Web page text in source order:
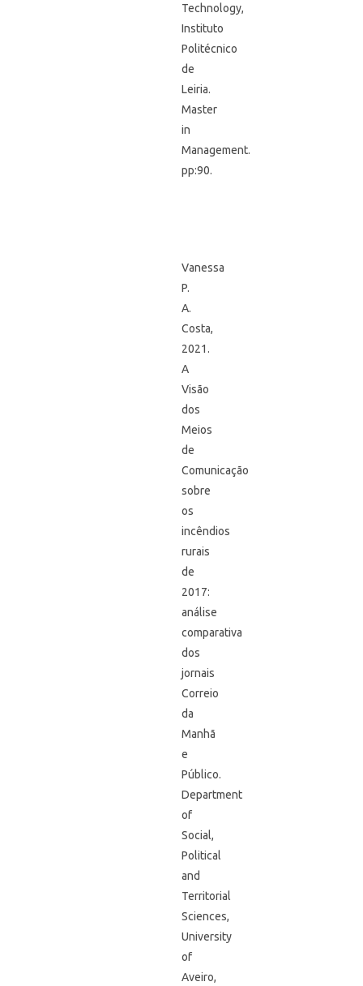
Technology,
Instituto
Politécnico
de
Leiria.
Master
in
Management.
pp:90.
Vanessa
P.
A.
Costa,
2021.
A
Visão
dos
Meios
de
Comunicação
sobre
os
incêndios
rurais
de
2017:
análise
comparativa
dos
jornais
Correio
da
Manhã
e
Público.
Department
of
Social,
Political
and
Territorial
Sciences,
University
of
Aveiro,